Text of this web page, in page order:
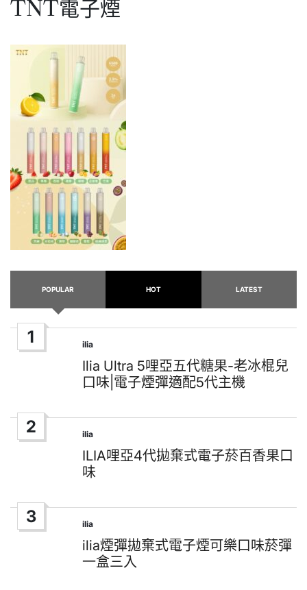
TNT電子煙
POPULAR HOT LATEST
1
Posted
in
ilia
Ilia Ultra 5哩亞五代糖果-老冰棍兒
口味|電子煙彈適配5代主機
2
Posted
in
ilia
ILIA哩亞4代拋棄式電子菸百香果口
味
3
Posted
in
ilia
ilia煙彈拋棄式電子煙可樂口味菸彈
一盒三入